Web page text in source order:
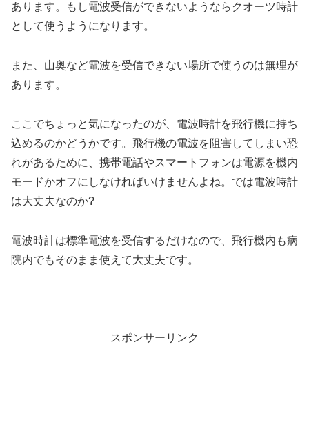
あります。もし電波受信ができないようならクオーツ時計
として使うようになります。
また、山奥など電波を受信できない場所で使うのは無理が
あります。
ここでちょっと気になったのが、電波時計を飛行機に持ち
込めるのかどうかです。飛行機の電波を阻害してしまい恐
れがあるために、携帯電話やスマートフォンは電源を機内
モードかオフにしなければいけませんよね。では電波時計
は大丈夫なのか?
電波時計は標準電波を受信するだけなので、飛行機内も病
院内でもそのまま使えて大丈夫です。
スポンサーリンク